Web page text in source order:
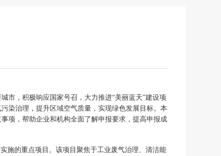
市，积极响应国家号召，大力推进“美丽蓝天”建设项
染治理，提升区域空气质量，实现绿色发展目标。本
项，帮助企业和机构全面了解申报要求，提高申报成
施的重点项目。该项目聚焦于工业废气治理、清洁能